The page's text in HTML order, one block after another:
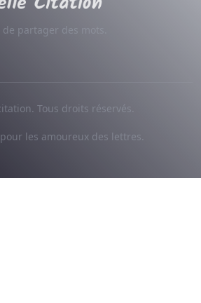
de partager des mots.
Tous droits réservés.
les amoureux des lettres.